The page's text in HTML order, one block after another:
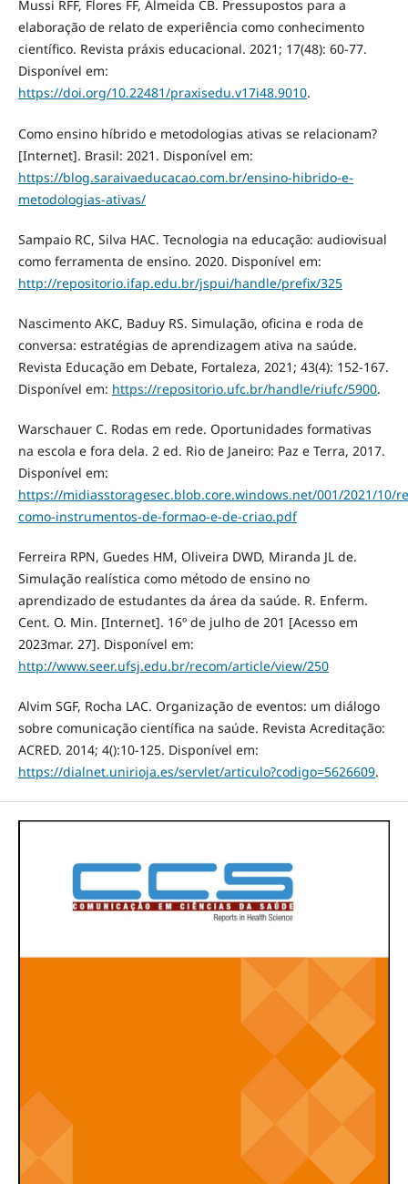
Mussi RFF, Flores FF, Almeida CB. Pressupostos para a
elaboração de relato de experiência como conhecimento
científico. Revista práxis educacional. 2021; 17(48): 60-77.
Disponível em:
https://doi.org/10.22481/praxisedu.v17i48.9010.
Como ensino híbrido e metodologias ativas se relacionam?
[Internet]. Brasil: 2021. Disponível em:
https://blog.saraivaeducacao.com.br/ensino-hibrido-e-
metodologias-ativas/
Sampaio RC, Silva HAC. Tecnologia na educação: audiovisual
como ferramenta de ensino. 2020. Disponível em:
http://repositorio.ifap.edu.br/jspui/handle/prefix/325
Nascimento AKC, Baduy RS. Simulação, oficina e roda de
conversa: estratégias de aprendizagem ativa na saúde.
Revista Educação em Debate, Fortaleza, 2021; 43(4): 152-167.
Disponível em: https://repositorio.ufc.br/handle/riufc/5900.
Warschauer C. Rodas em rede. Oportunidades formativas
na escola e fora dela. 2 ed. Rio de Janeiro: Paz e Terra, 2017.
Disponível em:
https://midiasstoragesec.blob.core.windows.net/001/2021/10/
como-instrumentos-de-formao-e-de-criao.pdf
Ferreira RPN, Guedes HM, Oliveira DWD, Miranda JL de.
Simulação realística como método de ensino no
aprendizado de estudantes da área da saúde. R. Enferm.
Cent. O. Min. [Internet]. 16º de julho de 201 [Acesso em
2023mar. 27]. Disponível em:
http://www.seer.ufsj.edu.br/recom/article/view/250
Alvim SGF, Rocha LAC. Organização de eventos: um diálogo
sobre comunicação científica na saúde. Revista Acreditação:
ACRED. 2014; 4():10-125. Disponível em:
https://dialnet.unirioja.es/servlet/articulo?codigo=5626609.